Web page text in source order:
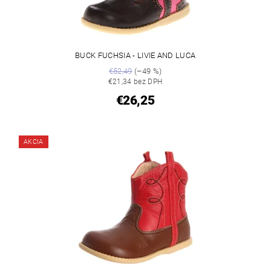
BUCK FUCHSIA - LIVIE AND LUCA
€52,49(–49 %)
€21,34 bez DPH
€26,25
AKCIA